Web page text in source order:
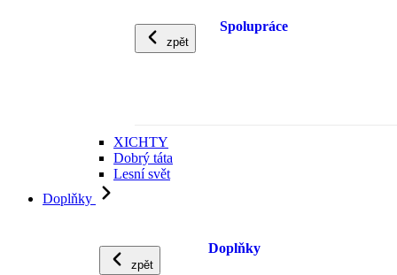
zpět
Spolupráce
XICHTY
Dobrý táta
Lesní svět
Doplňky
zpět
Doplňky